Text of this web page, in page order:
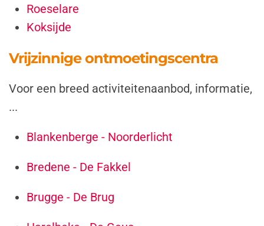
Roeselare
Koksijde
Vrijzinnige ontmoetingscentra
Voor een breed activiteitenaanbod, informatie,
...
Blankenberge - Noorderlicht
Bredene - De Fakkel
Brugge - De Brug